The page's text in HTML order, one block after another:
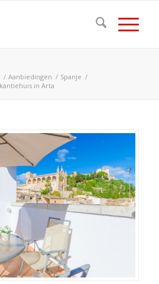
/ Aanbiedingen / Spanje /
in Arta